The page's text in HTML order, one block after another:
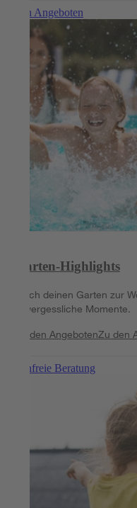
Zu den Angeboten
Garten-Highlights
Mach deinen Garten zur
unvergessliche Momente.
Zu den AngebotenZu den
Kostenfreie Beratung